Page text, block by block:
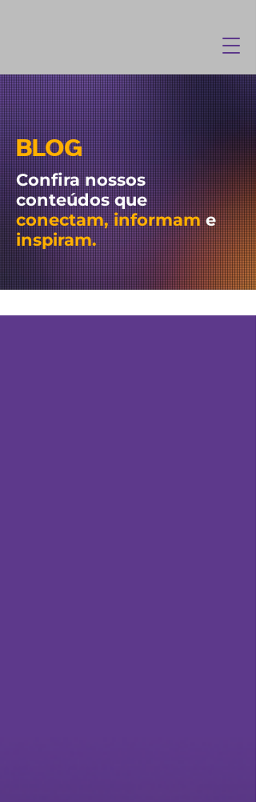
BLOG
Confira nossos
conteúdos que
conectam, informame
inspiram.